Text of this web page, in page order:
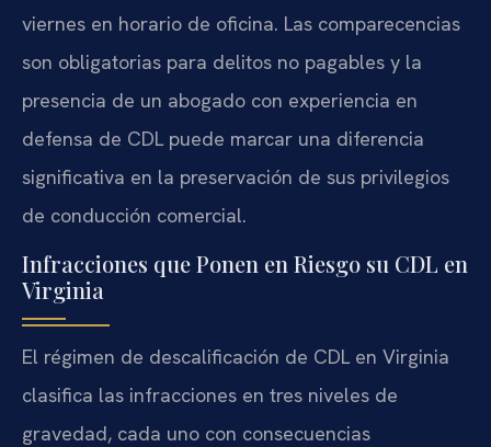
viernes en horario de oficina. Las comparecencias
son obligatorias para delitos no pagables y la
presencia de un abogado con experiencia en
defensa de CDL puede marcar una diferencia
significativa en la preservación de sus privilegios
de conducción comercial.
Infracciones que Ponen en Riesgo su CDL en
Virginia
El régimen de descalificación de CDL en Virginia
clasifica las infracciones en tres niveles de
gravedad, cada uno con consecuencias